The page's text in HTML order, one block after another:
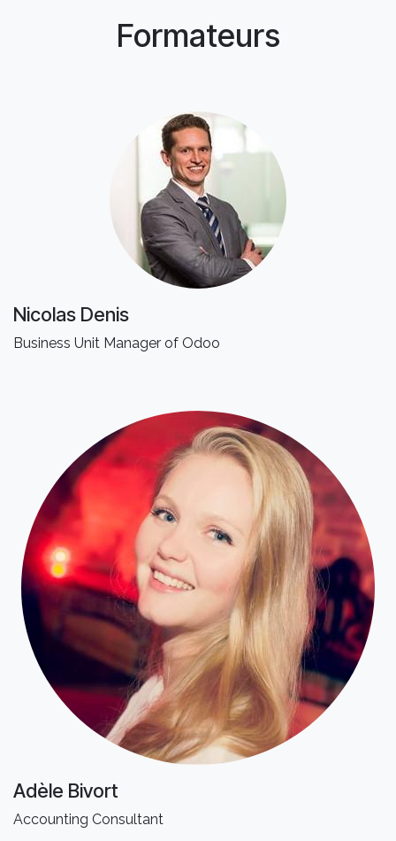
Formateurs
Nicolas Denis
Business Unit Manager of Odoo
Adèle Bivort
Accounting Consultant